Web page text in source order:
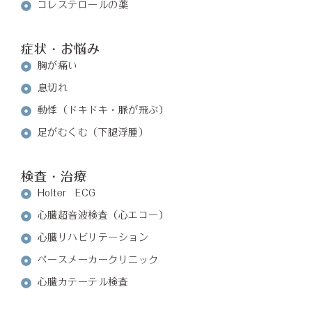
コレステロールの薬
症状・お悩み
胸が痛い
息切れ
動悸（ドキドキ・脈が飛ぶ）
足がむくむ（下腿浮腫）
検査・治療
Holter ECG
心臓超音波検査（心エコー）
心臓リハビリテーション
ペースメーカークリニック
心臓カテーテル検査